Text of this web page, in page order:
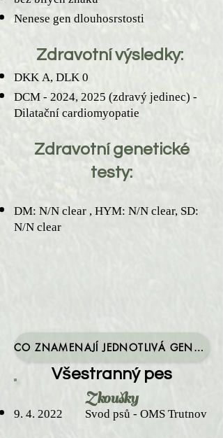
Nenese gen dlouhosrstosti
Zdravotní výsledky:
DKK A, DLK 0
DCM - 2024, 2025 (zdravý jedinec) -
Dilatační cardiomyopatie
Zdravotní genetické
testy:
DM: N/N clear , HYM: N/N clear, SD:
N/N clear
Všestranný pes
9. 4. 2022 Svod psů - OMS Trutnov
Zkoušky
CO ZNAMENAJÍ JEDNOTLIVÁ GENETICKÁ VYŠETŘENÍ? TO SI MŮŽETE PŘEČÍST NA TOMTO ODKAZE